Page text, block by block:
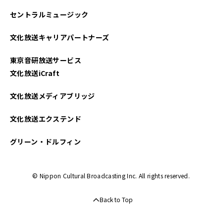
セントラルミュージック
文化放送キャリアパートナーズ
東京音研放送サービス
文化放送iCraft
文化放送メディアブリッジ
文化放送エクステンド
グリーン・ドルフィン
© Nippon Cultural Broadcasting Inc. All rights reserved.
Back to Top